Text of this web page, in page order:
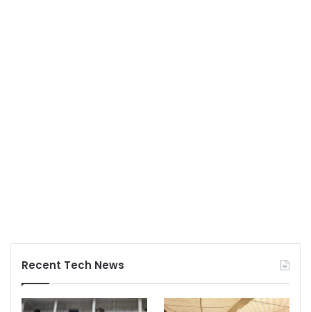
Recent Tech News